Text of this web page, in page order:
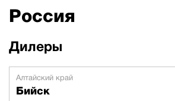
Россия
Дилеры
Алтайский край
Бийск